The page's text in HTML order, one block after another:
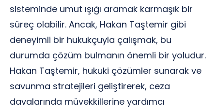
sisteminde umut ışığı aramak karmaşık bir
süreç olabilir. Ancak, Hakan Taştemir gibi
deneyimli bir hukukçuyla çalışmak, bu
durumda çözüm bulmanın önemli bir yoludur.
Hakan Taştemir, hukuki çözümler sunarak ve
savunma stratejileri geliştirerek, ceza
davalarında müvekkillerine yardımcı